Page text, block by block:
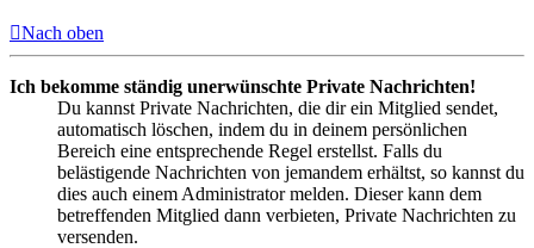
Nach oben
Ich bekomme ständig unerwünschte Private Nachrichten!
Du kannst Private Nachrichten, die dir ein Mitglied sendet,
automatisch löschen, indem du in deinem persönlichen
Bereich eine entsprechende Regel erstellst. Falls du
belästigende Nachrichten von jemandem erhältst, so kannst du
dies auch einem Administrator melden. Dieser kann dem
betreffenden Mitglied dann verbieten, Private Nachrichten zu
versenden.